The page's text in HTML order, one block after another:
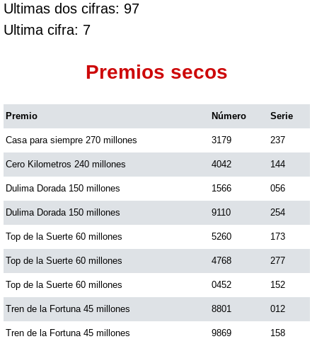
Ultimas dos cifras: 97
Ultima cifra: 7
Premios secos
Premio Número Serie
Casa para siempre 270 millones 3179 237
Cero Kilometros 240 millones 4042 144
Dulima Dorada 150 millones 1566 056
Dulima Dorada 150 millones 9110 254
Top de la Suerte 60 millones 5260 173
Top de la Suerte 60 millones 4768 277
Top de la Suerte 60 millones 0452 152
Tren de la Fortuna 45 millones 8801 012
Tren de la Fortuna 45 millones 9869 158